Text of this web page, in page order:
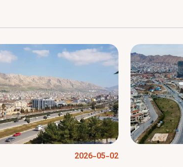
2026-05-02